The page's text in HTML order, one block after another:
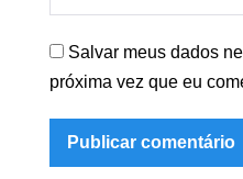
Salvar meus dados
próxima vez que eu